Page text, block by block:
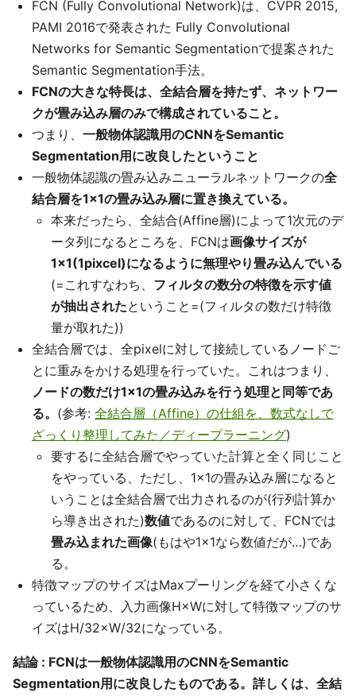
FCN (Fully Convolutional Network)は、CVPR 2015,
PAMI 2016で発表された Fully Convolutional
Networks for Semantic Segmentationで提案された
Semantic Segmentation手法。
FCNの大きな特長は、全結合層を持たず、ネットワー
クが畳み込み層のみで構成されていること。
つまり、 一般物体認識用のCNNをSemantic
Segmentation用に改良したということ
一般物体認識の畳み込みニューラルネットワークの全
結合層を1×1の畳み込み層に置き換えている。
本来だったら、全結合(Affine層)によって1次元のデ
ータ列になるところを、FCNは画像サイズが
1×1(1pixcel)になるように無理やり畳み込んでいる
(=これすなわち、 フィルタの数分の特徴を示す値
が抽出されたということ=(フィルタの数だけ特徴
量が取れた))
全結合層では、全pixelに対して接続しているノードご
とに重みをかける処理を行っていた。これはつまり、
ノードの数だけ1×1の畳み込みを行う処理と同等であ
る。 (参考: 全結合層（Affine）の仕組を、数式なしで
ざっくり整理してみた／ディープラーニング)
要するに全結合層でやっていた計算と全く同じこと
をやっている、ただし、1×1の畳み込み層になると
いうことは全結合層で出力されるのが(行列計算か
ら導き出された)数値であるのに対して、FCNでは
畳み込まれた画像(もはや1×1なら数値だが…)であ
る。
特徴マップのサイズはMaxプーリングを経て小さくな
っているため、入力画像H×Wに対して特徴マップのサ
イズはH/32×W/32になっている。
結論 : FCNは一般物体認識用のCNNをSemantic
Segmentation用に改良したものである。詳しくは、全結